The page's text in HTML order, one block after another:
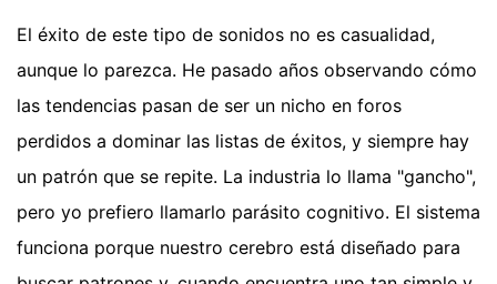
El éxito de este tipo de sonidos no es casualidad,
aunque lo parezca. He pasado años observando cómo
las tendencias pasan de ser un nicho en foros
perdidos a dominar las listas de éxitos, y siempre hay
un patrón que se repite. La industria lo llama "gancho",
pero yo prefiero llamarlo parásito cognitivo. El sistema
funciona porque nuestro cerebro está diseñado para